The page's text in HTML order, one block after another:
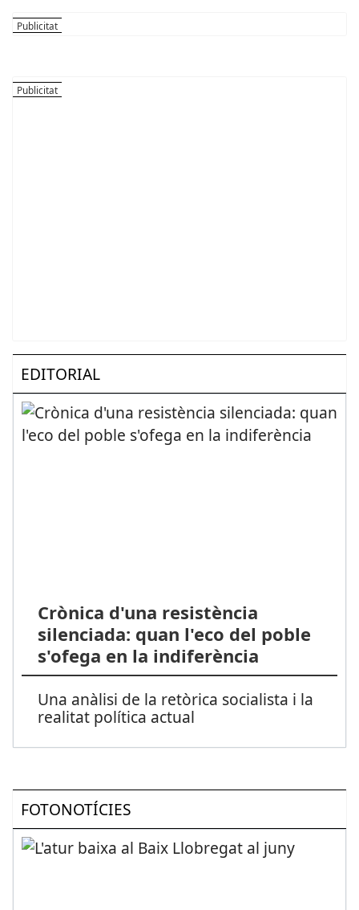
EDITORIAL
Crònica d'una resistència
silenciada: quan l'eco del poble
s'ofega en la indiferència
Una anàlisi de la retòrica socialista i la
realitat política actual
FOTONOTÍCIES